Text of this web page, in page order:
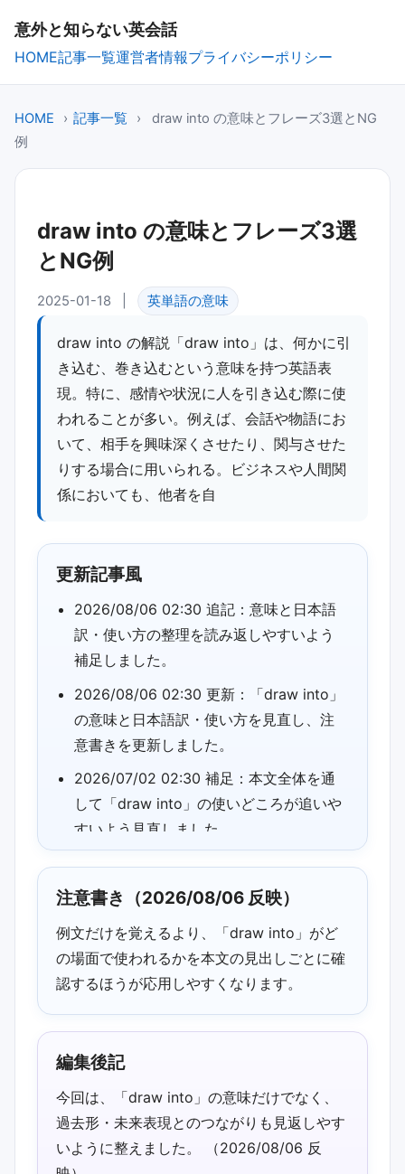
意外と知らない英会話
HOME記事一覧運営者情報プライバシーポリシー
HOME › 記事一覧 ›
draw into の意味とフレーズ3選とNG
例
draw into の意味とフレーズ3選
とNG例
2025-01-18 英単語の意味
draw into の解説「draw into」は、何かに引
き込む、巻き込むという意味を持つ英語表
現。特に、感情や状況に人を引き込む際に使
われることが多い。例えば、会話や物語にお
いて、相手を興味深くさせたり、関与させた
りする場合に用いられる。ビジネスや人間関
係においても、他者を自
更新記事風
2026/08/06 02:30 追記：意味と日本語
訳・使い方の整理を読み返しやすいよう
補足しました。
2026/08/06 02:30 更新：「draw into」
の意味と日本語訳・使い方を見直し、注
意書きを更新しました。
2026/07/02 02:30 補足：本文全体を通
して「draw into」の使いどころが追いや
すいよう見直しました。
2026/07/02 02:30 更新：「draw into」
の中心表現を冒頭で確認しやすいよう整
理しました。
2026/05/28 02:30 追記：「draw intoの
意味」まわりの読み返しポイントを更新
2026/05/28 02:30 更新：draw・intoに
触れている箇所を見つけやすいよう補足
2026/04/23 02:30 追記：過去形・未来
表現と例文の対応が見やすいよう説明の
流れを調整しました。
注意書き（2026/08/06 反映）
例文だけを覚えるより、「draw into」がど
の場面で使われるかを本文の見出しごとに確
認するほうが応用しやすくなります。
編集後記
今回は、「draw into」の意味だけでなく、
過去形・未来表現とのつながりも見返しやす
いように整えました。 （2026/08/06 反